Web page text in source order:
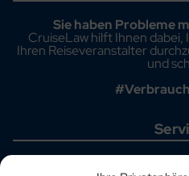
Sie haben Probleme
CruiseLaw hilft Ihnen
Ihren Reiseveranstalter
und